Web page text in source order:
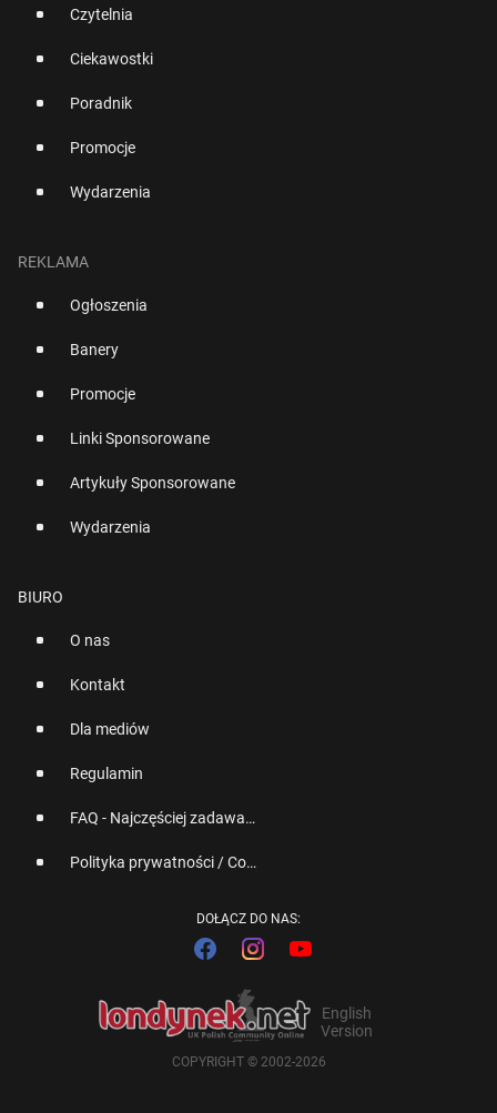
Czytelnia
Ciekawostki
Poradnik
Promocje
Wydarzenia
REKLAMA
Ogłoszenia
Banery
Promocje
Linki Sponsorowane
Artykuły Sponsorowane
Wydarzenia
BIURO
O nas
Kontakt
Dla mediów
Regulamin
FAQ - Najczęściej zadawane pytania
Polityka prywatności / Cookies
DOŁĄCZ DO NAS:
English
Version
COPYRIGHT © 2002-2026